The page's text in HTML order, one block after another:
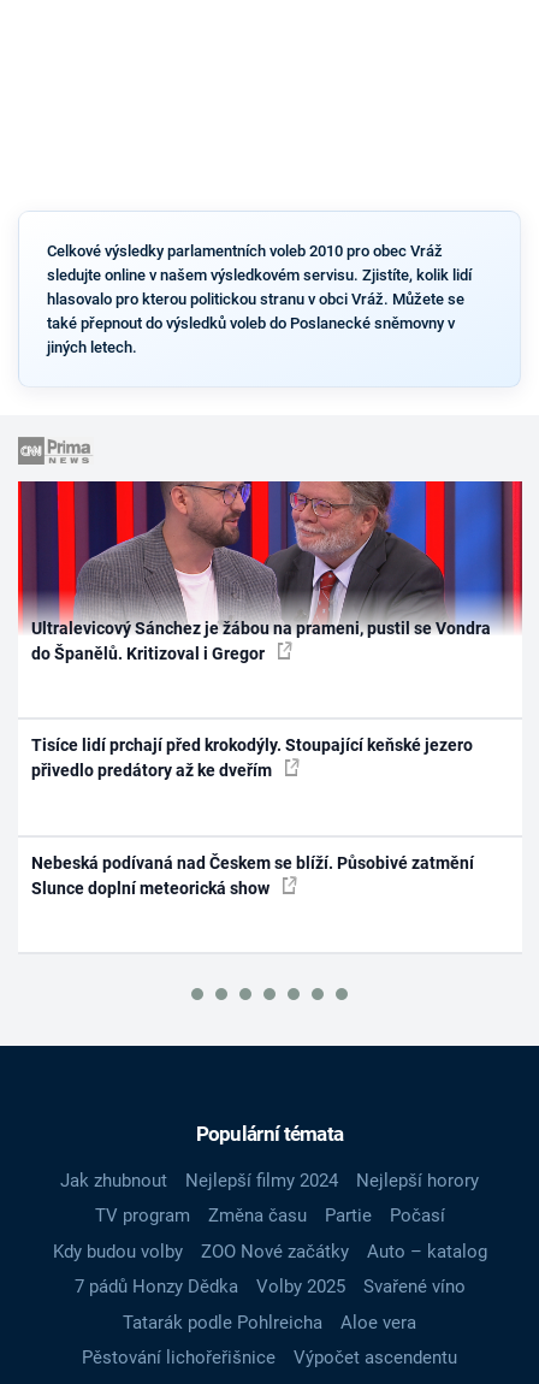
Celkové výsledky parlamentních voleb 2010 pro obec Vráž
sledujte online v našem výsledkovém servisu. Zjistíte, kolik lidí
hlasovalo pro kterou politickou stranu v obci Vráž. Můžete se
také přepnout do výsledků voleb do Poslanecké sněmovny v
jiných letech.
Ultralevicový Sánchez je žábou na prameni, pustil se Vondra
do Španělů. Kritizoval i Gregor
Tisíce lidí prchají před krokodýly. Stoupající keňské jezero
přivedlo predátory až ke dveřím
Nebeská podívaná nad Českem se blíží. Působivé zatmění
Slunce doplní meteorická show
Populární témata
Jak zhubnout Nejlepší filmy 2024
Nejlepší horory
TV program
Změna času Partie
Počasí
Kdy budou volby
ZOO Nové začátky
Auto – katalog
7 pádů Honzy Dědka
Volby 2025
Svařené víno
Tatarák podle Pohlreicha
Aloe vera
Pěstování lichořeřišnice
Výpočet ascendentu